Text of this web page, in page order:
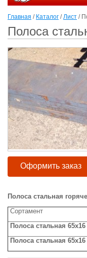
Главная / Каталог /Лист /
Полоса
Оформить заказ
Полоса стальная
Сортамент
Полоса стальная 65x16
Полоса стальная 65x16